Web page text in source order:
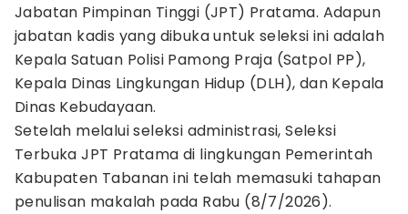
Jabatan Pimpinan Tinggi (JPT) Pratama. Adapun
jabatan kadis yang dibuka untuk seleksi ini adalah
Kepala Satuan Polisi Pamong Praja (Satpol PP),
Kepala Dinas Lingkungan Hidup (DLH), dan Kepala
Dinas Kebudayaan.
Setelah melalui seleksi administrasi, Seleksi
Terbuka JPT Pratama di lingkungan Pemerintah
Kabupaten Tabanan ini telah memasuki tahapan
penulisan makalah pada Rabu (8/7/2026).